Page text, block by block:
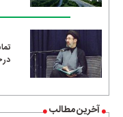
آخرین مطالب